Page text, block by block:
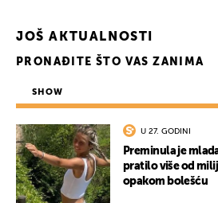
JOŠ AKTUALNOSTI
PRONAĐITE ŠTO VAS ZANIMA
SHOW
U 27. GODINI
Preminula je
pratilo više od
opakom bolešću
UKLJUČITE